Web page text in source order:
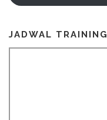
JADWAL TRAINING